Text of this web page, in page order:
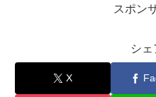
スポン
シェ
X